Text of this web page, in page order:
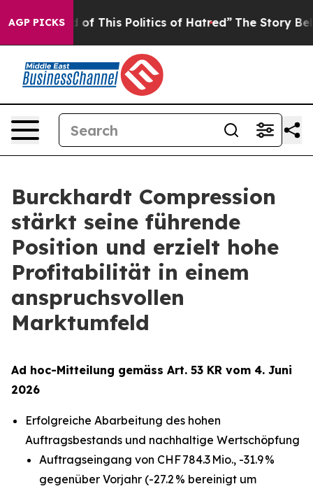
AGP PICKS
of This Politics of Hatred” The Story Behind
Burckhardt Compression
stärkt seine führende
Position und erzielt hohe
Profitabilität in einem
anspruchsvollen
Marktumfeld
Ad hoc-Mitteilung gemäss Art. 53 KR vom 4. Juni
2026
Erfolgreiche Abarbeitung des hohen
Auftragsbestands und nachhaltige Wertschöpfung
Auftragseingang von CHF 784.3 Mio., -31.9 %
gegenüber Vorjahr (-27.2 % bereinigt um